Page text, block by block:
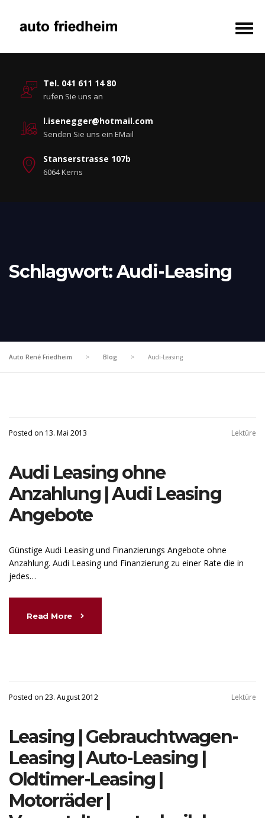
Tel. 041 611 14 80
rufen Sie uns an
l.isenegger@hotmail.com
Senden Sie uns ein EMail
Stanserstrasse 107b
6064 Kerns
Schlagwort:Audi-Leasing
Auto René Friedheim > Blog > Audi-Leasing
Posted on 13. Mai 2013 Lektüre
Audi Leasing ohne
Anzahlung | Audi Leasing
Angebote
Günstige Audi Leasing und Finanzierungs Angebote ohne
Anzahlung. Audi Leasing und Finanzierung zu einer Rate die in
jedes…
Read More
Posted on 23. August 2012 Lektüre
Leasing | Gebrauchtwagen-
Leasing | Auto-Leasing |
Oldtimer-Leasing |
Motorräder |